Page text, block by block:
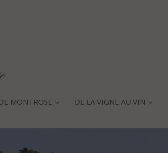
MONTROSE DE LA VIGNE AU VIN